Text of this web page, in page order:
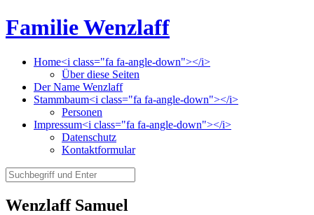
Familie Wenzlaff
Home<i class="fa fa-angle-down"></i>
Über diese Seiten
Der Name Wenzlaff
Stammbaum<i class="fa fa-angle-down"></i>
Personen
Impressum<i class="fa fa-angle-down"></i>
Datenschutz
Kontaktformular
Wenzlaff Samuel